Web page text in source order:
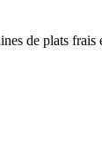
de plats frais